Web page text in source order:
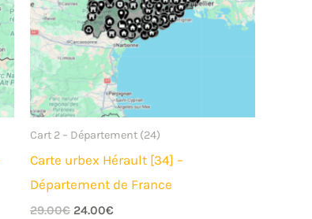
Cart 2 – Département (24)
Carte urbex Hérault [34] –
Département de France
29.00€ Le
24.00€